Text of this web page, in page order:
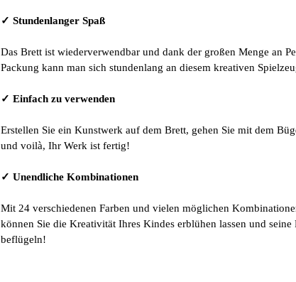
✓ Stundenlanger Spaß
Das Brett ist wiederverwendbar und dank der großen Menge an
Packung kann man sich stundenlang an diesem kreativen
✓ Einfach zu verwenden
Erstellen Sie ein Kunstwerk auf dem Brett, gehen Sie mit dem
und voilà, Ihr Werk ist fertig!
✓ Unendliche Kombinationen
Mit 24 verschiedenen Farben und vielen möglichen
können Sie die Kreativität Ihres Kindes erblühen lassen und seine
beflügeln!